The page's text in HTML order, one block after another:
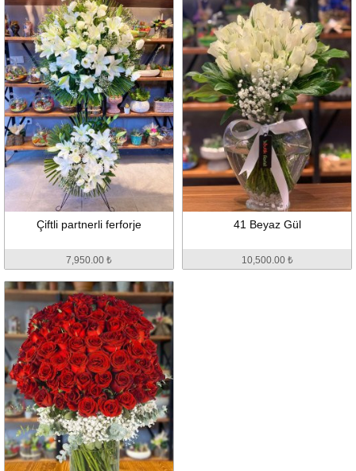
Çiftli partnerli ferforje
7,950.00 ₺
41 Beyaz Gül
10,500.00 ₺